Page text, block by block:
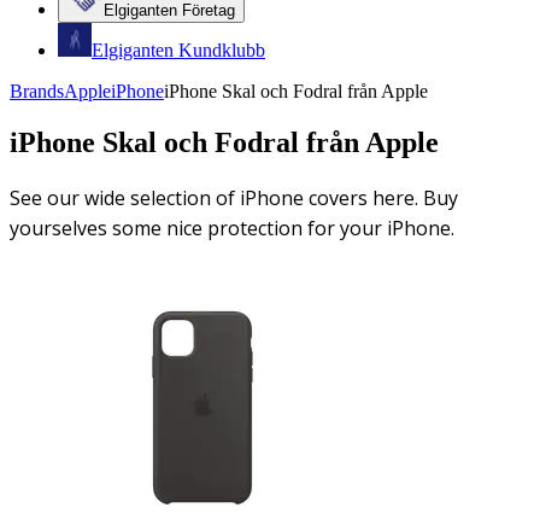
Elgiganten Företag
Elgiganten Kundklubb
BrandsAppleiPhoneiPhone Skal och Fodral från Apple
iPhone Skal och Fodral från Apple
See our wide selection of iPhone covers here. Buy
yourselves some nice protection for your iPhone.